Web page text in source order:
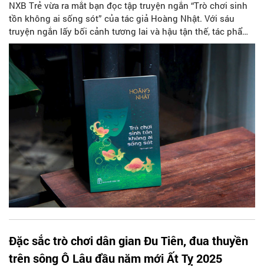
NXB Trẻ vừa ra mắt bạn đọc tập truyện ngắn “Trò chơi sinh
tồn không ai sống sót” của tác giả Hoàng Nhật. Với sáu
truyện ngắn lấy bối cảnh tương lai và hậu tận thế, tác phẩm
dẫn dắt người đọc tới những viễn cảnh tưởng chừng xa xôi
nhưng lại soi chiếu rõ ràng vào những bất ổn của đời sống
hiện tại.
Đặc sắc trò chơi dân gian Đu Tiên, đua thuyền
trên sông Ô Lâu đầu năm mới Ất Tỵ 2025